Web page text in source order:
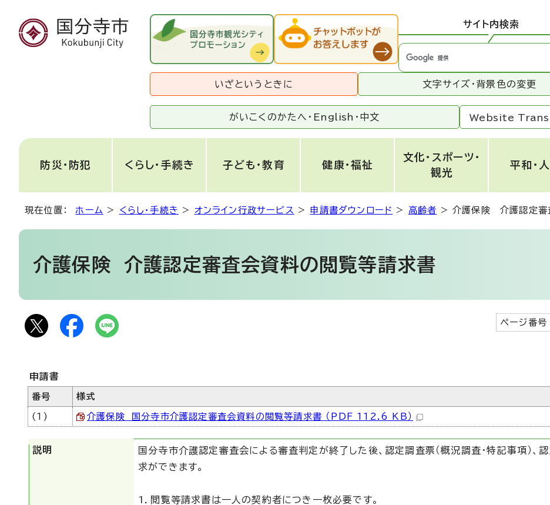
サイト内検索
いざというときに 文字サイズ・背景色の変更
がいこくのかたへ・ English ・ 中文 Website
防災・防犯 くらし・手続き 子ども・教育 健康・福祉
文化・スポーツ・
観光
平和・
現在位置： ホーム > くらし・手続き > オンライン行政サービス > 申請書ダウンロード > 高齢者 >介護保険 介護認定審
介護保険 介護認定審査会資料の閲覧等請求書
ページ番
申請書
番号 様式
(1) 介護保険 国分寺市介護認定審査会資料の閲覧等請求書 （PDF 112.6 KB）
説明
国分寺市介護認定審査会による審査判定が終了した後、認定調査票（概況調査・特記事項）、
求ができます。
1．閲覧等請求書は一人の契約者につき一枚必要です。